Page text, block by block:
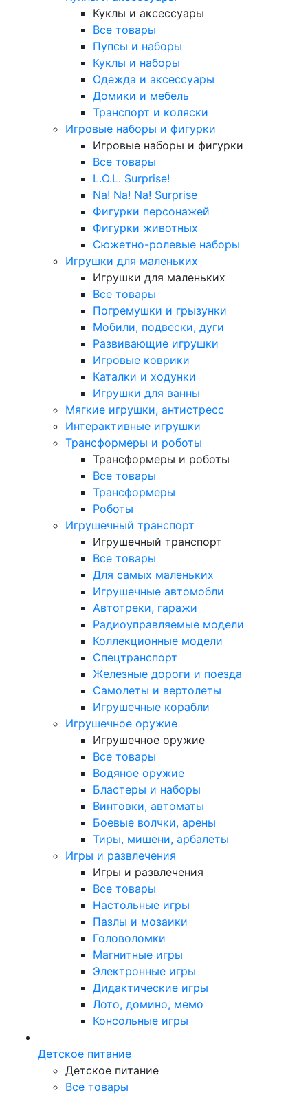
Куклы и аксессуары
Все товары
Пупсы и наборы
Куклы и наборы
Одежда и аксессуары
Домики и мебель
Транспорт и коляски
Игровые наборы и фигурки
Игровые наборы и фигурки
Все товары
L.O.L. Surprise!
Na! Na! Na! Surprise
Фигурки персонажей
Фигурки животных
Сюжетно-ролевые наборы
Игрушки для маленьких
Игрушки для маленьких
Все товары
Погремушки и грызунки
Мобили, подвески, дуги
Развивающие игрушки
Игровые коврики
Каталки и ходунки
Игрушки для ванны
Мягкие игрушки, антистресс
Интерактивные игрушки
Трансформеры и роботы
Трансформеры и роботы
Все товары
Трансформеры
Роботы
Игрушечный транспорт
Игрушечный транспорт
Все товары
Для самых маленьких
Игрушечные автомобли
Автотреки, гаражи
Радиоуправляемые модели
Коллекционные модели
Спецтранспорт
Железные дороги и поезда
Самолеты и вертолеты
Игрушечные корабли
Игрушечное оружие
Игрушечное оружие
Все товары
Водяное оружие
Бластеры и наборы
Винтовки, автоматы
Боевые волчки, арены
Тиры, мишени, арбалеты
Игры и развлечения
Игры и развлечения
Все товары
Настольные игры
Пазлы и мозаики
Головоломки
Магнитные игры
Электронные игры
Дидактические игры
Лото, домино, мемо
Консольные игры
Детское питание
Детское питание
Все товары